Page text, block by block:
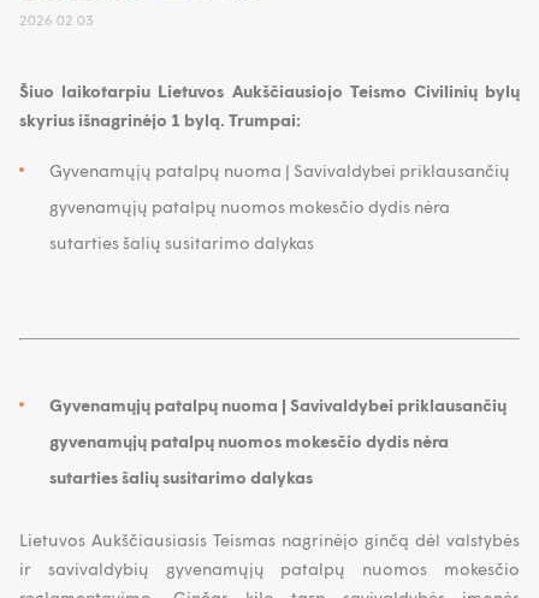
2026 02 03
Šiuo laikotarpiu Lietuvos Aukščiausiojo Teismo Civilinių bylų
skyrius išnagrinėjo 1 bylą. Trumpai:
Gyvenamųjų patalpų nuoma | Savivaldybei priklausančių
gyvenamųjų patalpų nuomos mokesčio dydis nėra
sutarties šalių susitarimo dalykas
Gyvenamųjų patalpų nuoma | Savivaldybei priklausančių
gyvenamųjų patalpų nuomos mokesčio dydis nėra
sutarties šalių susitarimo dalykas
Lietuvos Aukščiausiasis Teismas nagrinėjo ginčą dėl valstybės
ir savivaldybių gyvenamųjų patalpų nuomos mokesčio